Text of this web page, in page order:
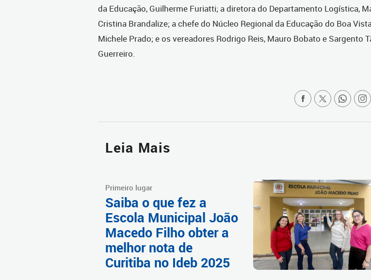
da Educação, Guilherme Furiatti; a diretora do Departamento Logística,
Cristina Brandalize; a chefe do Núcleo Regional da Educação do Boa
Michele Prado; e os vereadores Rodrigo Reis, Mauro Bobato e Sargento
Guerreiro.
Leia Mais
Primeiro lugar
Saiba o que fez a
Escola Municipal João
Macedo Filho obter a
melhor nota de
Curitiba no Ideb 2025